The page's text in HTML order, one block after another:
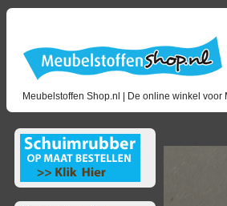
Meubelstoffen Shop.nl | De online winkel